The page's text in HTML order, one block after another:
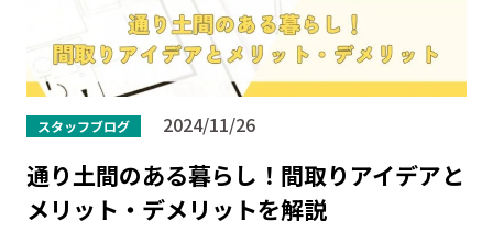
スタッフブログ 2024/11/26
通り土間のある暮らし！間取りアイデアと
メリット・デメリットを解説